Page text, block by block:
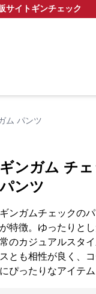
サイトギンチェック
ム パンツ
ギンガム チ
パンツ
ギンガムチェックの
が特徴。ゆったりと
常のカジュアルスタ
スとも相性が良く、
にぴったりなアイテム